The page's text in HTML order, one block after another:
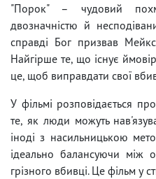
"Порок" – чудовий
двозначністю й
справді Бог призвав
Найгірше те, що існує
це, щоб виправдати свої
У фільмі розповідається
те, як люди можуть
іноді з насильницькою
ідеально балансуючи між
грізного вбивці. Це фільм у